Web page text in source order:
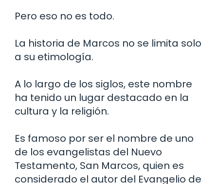
Pero eso no es todo.
La historia de Marcos no se limita solo
a su etimología.
A lo largo de los siglos, este nombre
ha tenido un lugar destacado en la
cultura y la religión.
Es famoso por ser el nombre de uno
de los evangelistas del Nuevo
Testamento, San Marcos, quien es
considerado el autor del Evangelio de